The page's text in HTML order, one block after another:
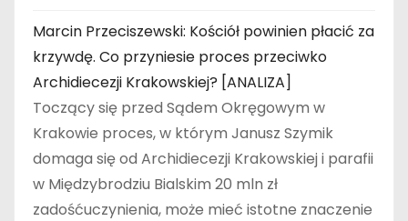
Marcin Przeciszewski: Kościół powinien płacić za
krzywdę. Co przyniesie proces przeciwko
Archidiecezji Krakowskiej? [ANALIZA]
Toczący się przed Sądem Okręgowym w
Krakowie proces, w którym Janusz Szymik
domaga się od Archidiecezji Krakowskiej i parafii
w Międzybrodziu Bialskim 20 mln zł
zadośćuczynienia, może mieć istotne znaczenie